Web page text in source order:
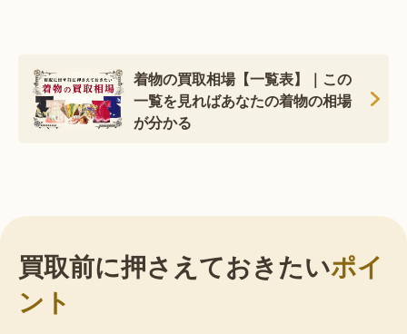
着物の買取相場【一覧表】｜この
一覧を見ればあなたの着物の相場
が分かる
買取前に押さえておきたいポイ
ント